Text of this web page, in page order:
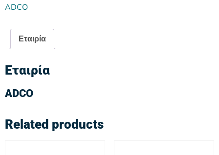
ADCO
Εταιρία
Εταιρία
ADCO
Related products